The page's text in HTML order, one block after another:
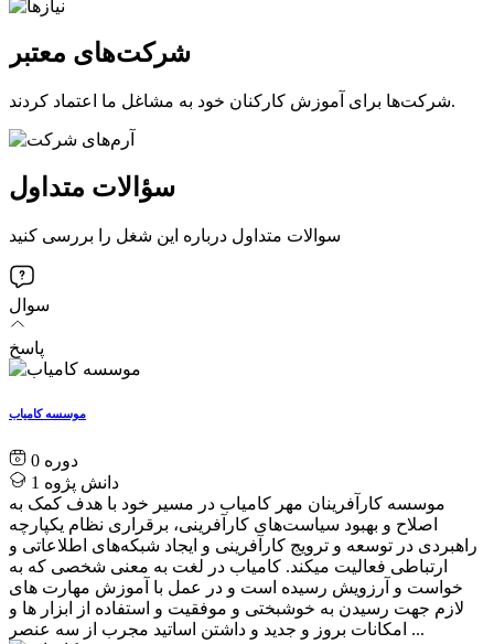
شرکت‌های معتبر
شرکت‌ها برای آموزش کارکنان خود به مشاغل ما اعتماد کردند.
سؤالات متداول
سوالات متداول درباره این شغل را بررسی کنید
سوال
پاسخ
موسسه کامیاب
0
1 دانش پژوه
موسسه کارآفرینان مهر کامیاب در مسیر خود با هدف کمک به
اصلاح و بهبود سیاست‌های کارآفرینی، برقراری نظام یکپارچه
راهبردی در توسعه و ترویج کارآفرینی و ایجاد شبکه‌های اطلاعاتی و
ارتباطی فعالیت میکند. کامیاب در لغت به معنی شخصی که به
خواست و آرزویش رسیده است و در عمل با آموزش مهارت های
لازم جهت رسیدن به خوشبختی و موفقیت و استفاده از ابزار ها و
امکانات بروز و جدید و داشتن اساتید مجرب از سه عنصر ...